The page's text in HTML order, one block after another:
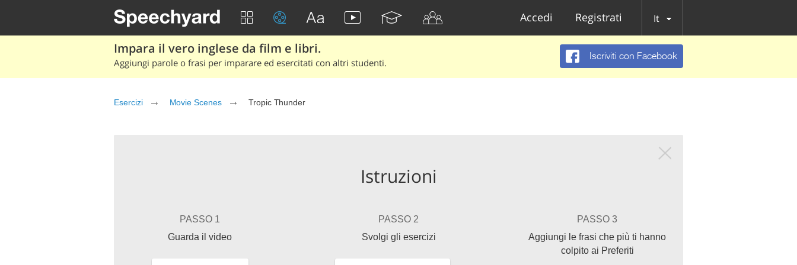
Accedi Registrati It
Impara il vero inglese da film e libri.
Aggiungi parole o frasi per imparare ed esercitati con altri studenti.
Iscriviti con Facebook
Esercizi Movie Scenes Tropic Thunder
Istruzioni
PASSO 1
Guarda il video
PASSO 2
Svolgi gli esercizi
PASSO 3
Aggiungi le frasi che più ti hanno
colpito ai Preferiti